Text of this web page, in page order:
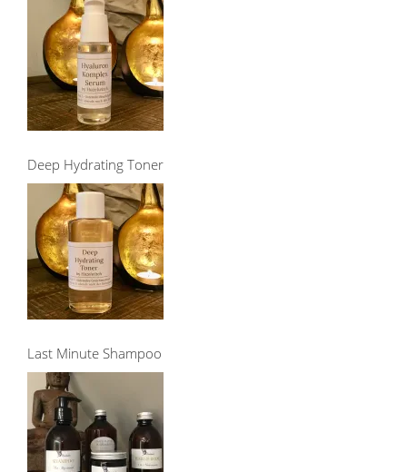
Deep Hydrating Toner
Last Minute Shampoo